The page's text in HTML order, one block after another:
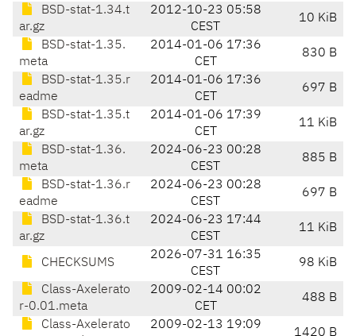
BSD-stat-1.34.t
ar.gz
2012-10-23 05:58
CEST
10 KiB
BSD-stat-1.35.
meta
2014-01-06 17:36
CET
830 B
BSD-stat-1.35.r
eadme
2014-01-06 17:36
CET
697 B
BSD-stat-1.35.t
ar.gz
2014-01-06 17:39
CET
11 KiB
BSD-stat-1.36.
meta
2024-06-23 00:28
CEST
885 B
BSD-stat-1.36.r
eadme
2024-06-23 00:28
CEST
697 B
BSD-stat-1.36.t
ar.gz
2024-06-23 17:44
CEST
11 KiB
CHECKSUMS
2026-07-31 16:35
CEST
98 KiB
Class-Axelerato
r-0.01.meta
2009-02-14 00:02
CET
488 B
Class-Axelerato
2009-02-13 19:09
1420 B